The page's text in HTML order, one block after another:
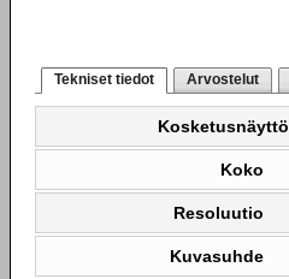
Tekniset tiedot Arvostelut
Kosketusnäyttö
Koko
Resoluutio
Kuvasuhde